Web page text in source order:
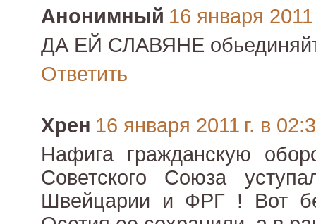
Анонимный 16 января 2011
ДА ЕЙ СЛАВЯНЕ
Ответить
Хрен 16 января 2011 г. в
Нафига гражданскую
Советского Союза
Швейцарии и ФРГ ! Вот